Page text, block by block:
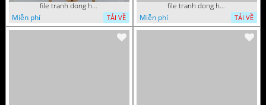
file tranh dong ho thuan buom xuoi gio phong thuy 072026 27
Miễn phí
TẢI VỀ
file tranh dong ho thuan buom xuoi gio phong thuy 072026 12
Miễn phí
TẢI VỀ